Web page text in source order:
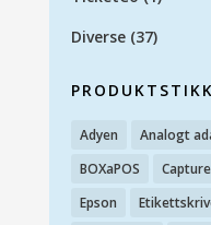
Diverse (37)
Adyen Analogt
BOXaPOS
Capture
Epson